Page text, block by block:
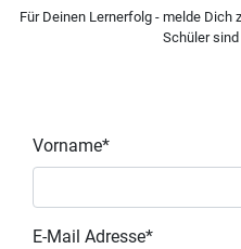
Für Deinen Lernerfolg - melde Dich
Schüler
Vorname*
E-Mail Adresse*